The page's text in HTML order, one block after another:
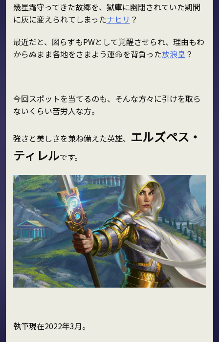
幾星霜守ってきた故郷を、獄庫に幽閉されていた期間
に灰に変えられてしまったナヒリ ？
最近だと、図らずもPWとして覚醒させられ、理由もわ
からぬまま各地をさまよう運命を背負った放浪皇 ？
今回スポットを当てるのも、そんな方々に引けを取ら
ないくらい苦労人な方。
強さと美しさを兼ね備えた英雄、 エルズペス・
ティレルです。
執筆現在2022年3月。